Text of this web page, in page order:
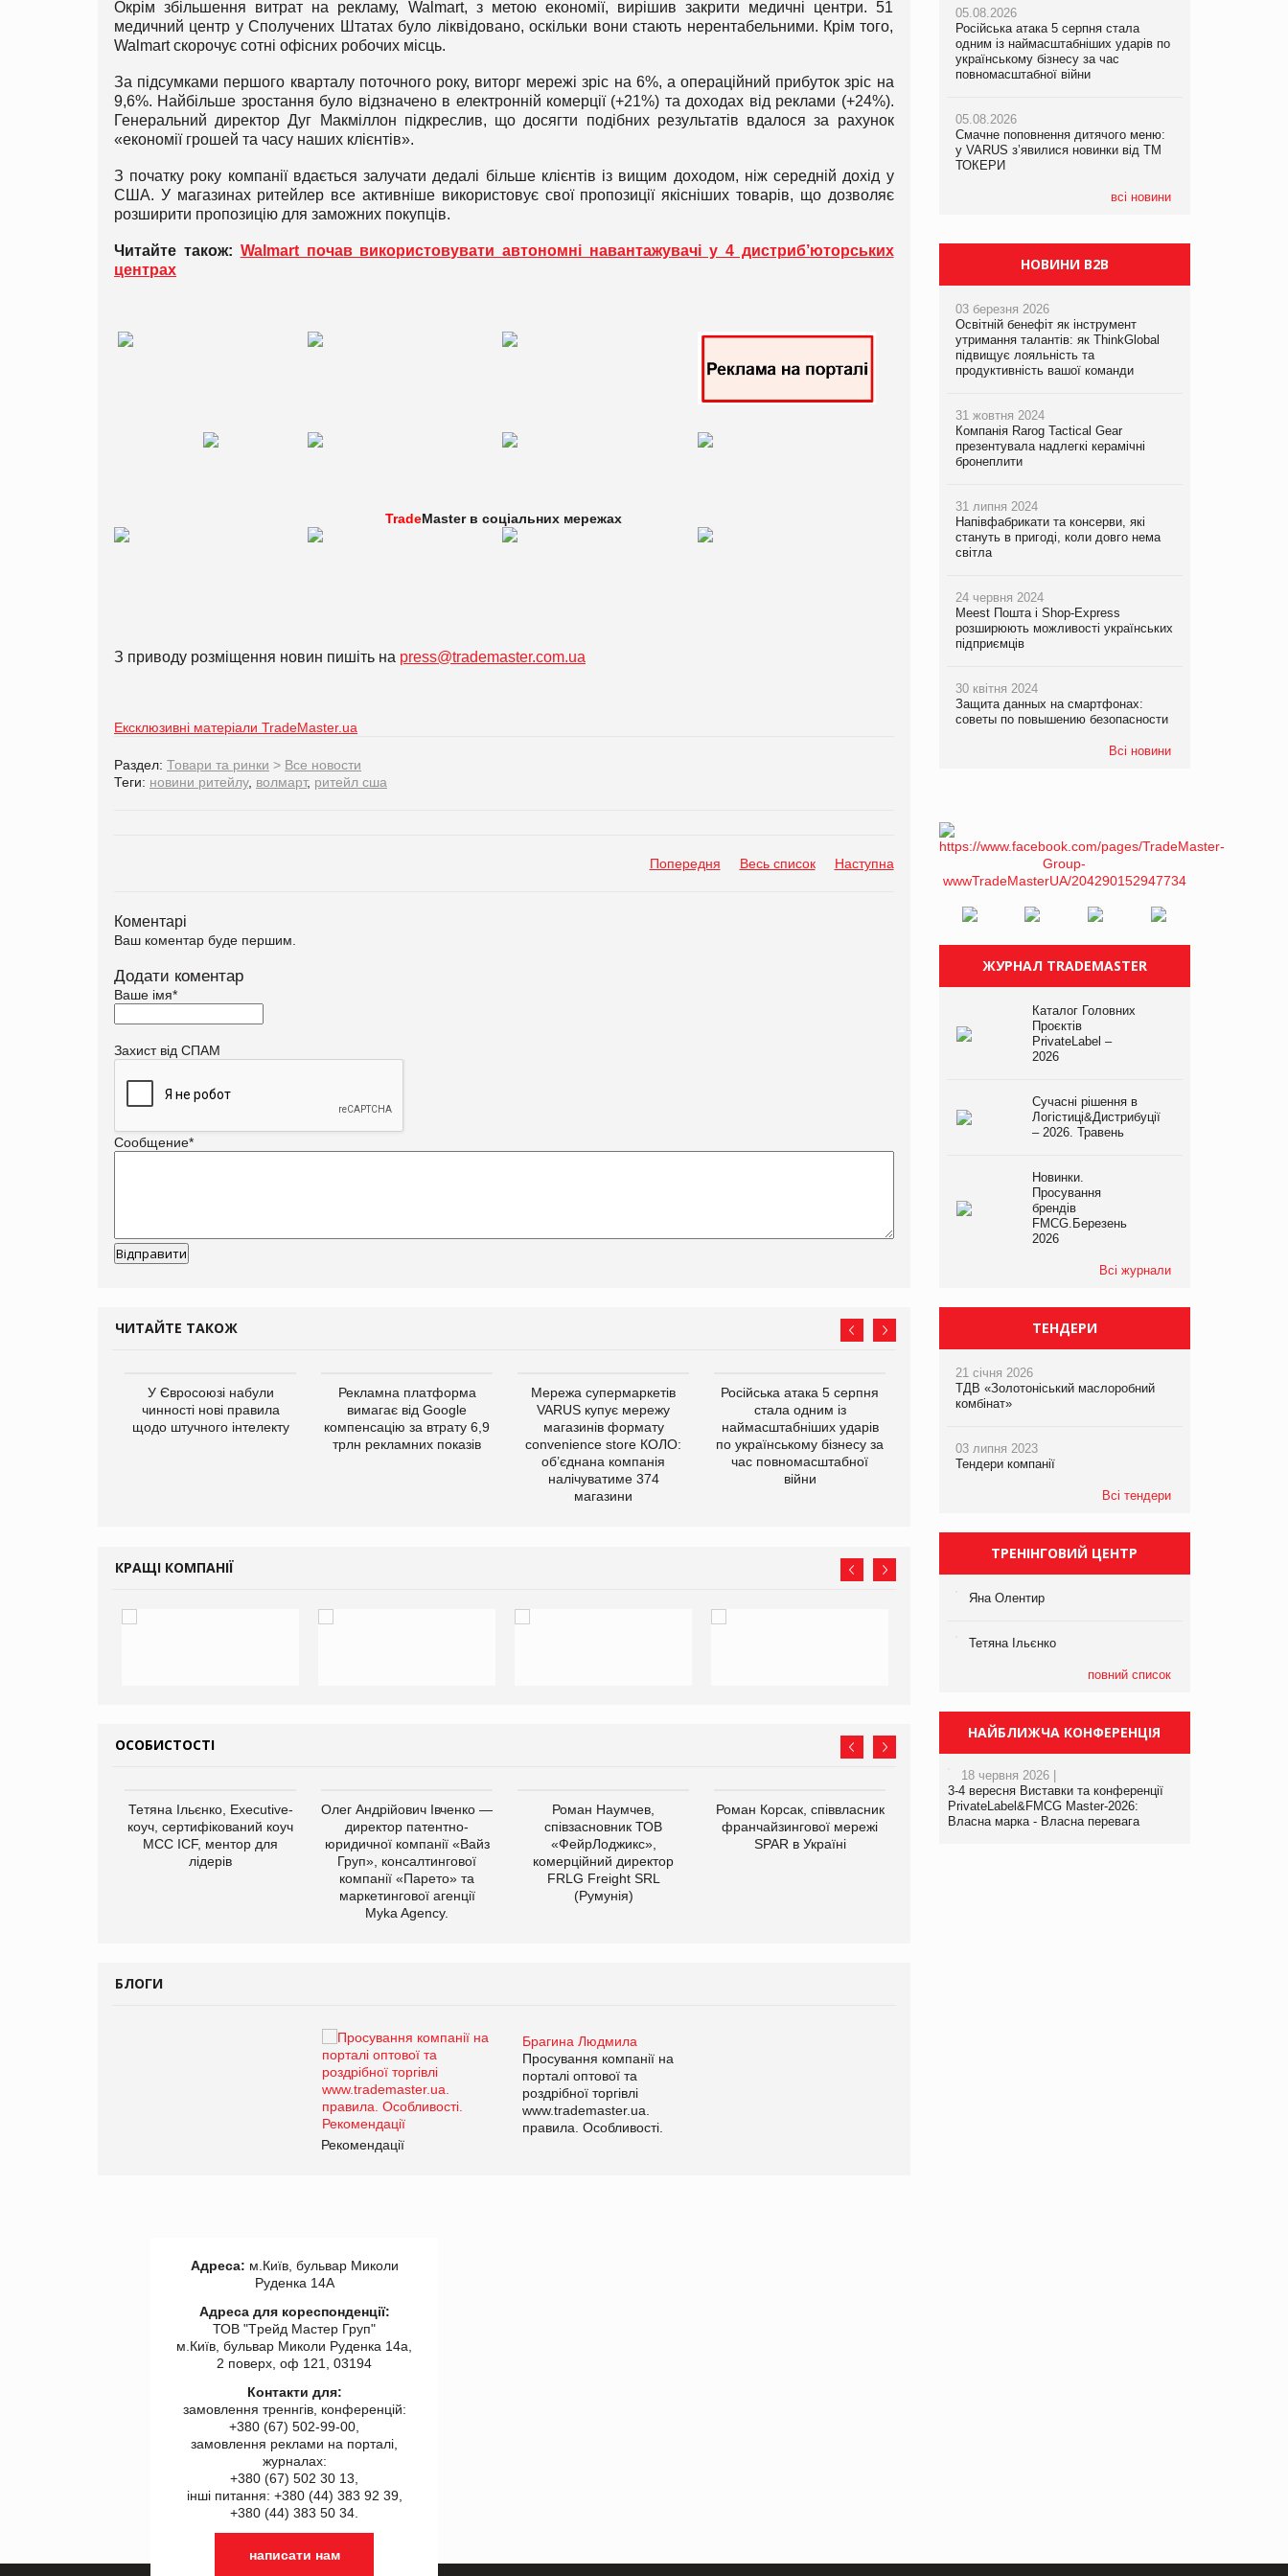
Окрім збільшення витрат на рекламу, Walmart, з метою економії, вирішив закрити медичні центри. 51
медичний центр у Сполучених Штатах було ліквідовано, оскільки вони стають нерентабельними. Крім того,
Walmart скорочує сотні офісних робочих місць.
За підсумками першого кварталу поточного року, виторг мережі зріс на 6%, а операційний прибуток зріс на
9,6%. Найбільше зростання було відзначено в електронній комерції (+21%) та доходах від реклами (+24%).
Генеральний директор Дуг Макміллон підкреслив, що досягти подібних результатів вдалося за рахунок
«економії грошей та часу наших клієнтів».
З початку року компанії вдається залучати дедалі більше клієнтів із вищим доходом, ніж середній дохід у
США. У магазинах ритейлер все активніше використовує свої пропозиції якісніших товарів, що дозволяє
розширити пропозицію для заможних покупців.
Читайте також: Walmart почав використовувати автономні навантажувачі у 4 дистриб’юторських
центрах
TradeMaster в соціальних мережах
З приводу розміщення новин пишіть на press@trademaster.com.ua
Ексклюзивні матеріали TradeMaster.ua
Раздел: Товари та ринки > Все новости
Теги: новини ритейлу, волмарт, ритейл сша
Попередня Весь список Наступна
Коментарі
Ваш коментар буде першим.
Додати коментар
Ваше імя*
Захист від СПАМ
Сообщение*
ЧИТАЙТЕ ТАКОЖ
У Євросоюзі набули
чинності нові правила
щодо штучного інтелекту
Рекламна платформа
вимагає від Google
компенсацію за втрату 6,9
трлн рекламних показів
Мережа супермаркетів
VARUS купує мережу
магазинів формату
convenience store КОЛО:
об’єднана компанія
налічуватиме 374
магазини
Російська атака 5 серпня
стала одним із
наймасштабніших ударів
по українському бізнесу за
час повномасштабної
війни
Смачне поповнення
дитячого меню: у VARUS
ТОКЕРИ
Сергій Лісунов про
КРАЩІ КОМПАНІЇ
ОСОБИСТОСТІ
Тетяна Ільєнко, Executive-
коуч, сертифікований коуч
МСС ICF, ментор для
лідерів
Олег Андрійович Івченко —
директор патентно-
юридичної компанії «Вайз
Груп», консалтингової
компанії «Парето» та
маркетингової агенції
Myka Agency.
Роман Наумчев,
співзасновник ТОВ
«ФейрЛоджикс»,
комерційний директор
FRLG Freight SRL
(Румунія)
Роман Корсак, співвласник
франчайзингової мережі
SPAR в Україні
Олексій Логачов-Михайлов
Файно маркет Директор
Яна Сараніна, директор
компанії «УкраМарин»
БЛОГИ
Брагина Людмила
Просування компанії на
порталі оптової та
роздрібної торгівлі
www.trademaster.ua.
правила. Особливості.
Рекомендації
05.08.2026
Російська атака 5 серпня стала
одним із наймасштабніших ударів по
українському бізнесу за час
повномасштабної війни
05.08.2026
Смачне поповнення дитячого меню:
у VARUS з’явилися новинки від ТМ
ТОКЕРИ
всі новини
05.08.2026
Російська атака 5 серпня стала
одним із наймасштабніших ударів по
українському бізнесу за час
повномасштабної війни
05.08.2026
Смачне поповнення дитячого меню:
у VARUS з’явилися новинки від ТМ
ТОКЕРИ
рекламі екологічних продуктів
05.08.2026
AstraZeneca обговорює найбільшу
НОВИНИ B2B
03 березня 2026
Освітній бенефіт як інструмент
утримання талантів: як ThinkGlobal
підвищує лояльність та
продуктивність вашої команди
31 жовтня 2024
Компанія Rarog Tactical Gear
презентувала надлегкі керамічні
бронеплити
31 липня 2024
Напівфабрикати та консерви, які
стануть в пригоді, коли довго нема
світла
24 червня 2024
Meest Пошта і Shop-Express
розширюють можливості українських
підприємців
30 квітня 2024
Защита данных на смартфонах:
советы по повышению безопасности
Всі новини
ЖУРНАЛ TRADEMASTER
Каталог Головних
Проєктів
PrivateLabel –
2026
Сучасні рішення в
Логістиці&Дистрибуції
– 2026. Травень
Новинки.
Просування
брендів
FMCG.Березень
2026
Всі журнали
ТЕНДЕРИ
21 січня 2026
ТДВ «Золотоніський маслоробний
комбінат»
03 липня 2023
Тендери компанії
Всі тендери
ТРЕНІНГОВИЙ ЦЕНТР
Яна Олентир
Тетяна Ільєнко
повний список
НАЙБЛИЖЧА КОНФЕРЕНЦІЯ
18 червня 2026 |
3-4 вересня Виставки та конференції
PrivateLabel&FMCG Master-2026:
Власна марка - Власна перевага
Адреса: м.Київ, бульвар Миколи
Руденка 14А
Адреса для кореспонденції:
ТОВ "Tрейд Мастер Груп"
м.Київ, бульвар Миколи Руденка 14а,
2 поверх, оф 121, 03194
Контакти для:
замовлення треннгів, конференцій:
+380 (67) 502-99-00,
замовлення реклами на порталі,
журналах:
+380 (67) 502 30 13,
інші питання: +380 (44) 383 92 39,
+380 (44) 383 50 34.
написати нам